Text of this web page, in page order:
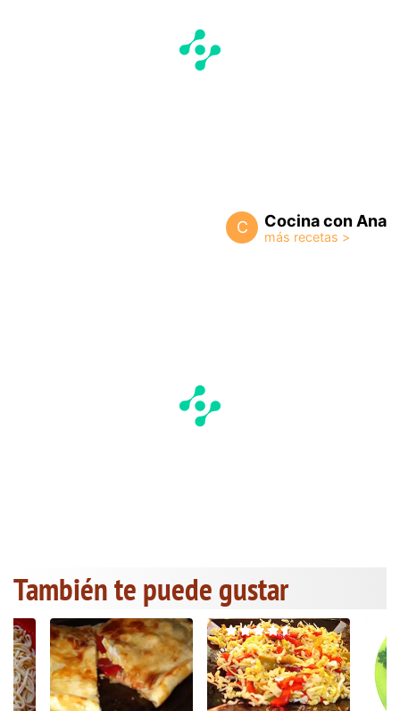
C Cocina con Ana
También te puede gustar